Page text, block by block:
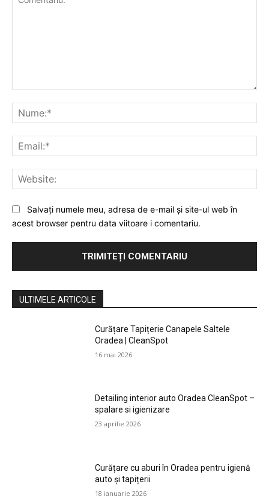
Salvați numele meu, adresa de e-mail și site-ul web în
acest browser pentru data viitoare i comentariu.
ULTIMELE ARTICOLE
Curățare Tapițerie Canapele Saltele
Oradea | CleanSpot
16 mai 2026
Detailing interior auto Oradea CleanSpot –
spalare si igienizare
23 aprilie 2026
Curățare cu aburi în Oradea pentru igienă
auto și tapițerii
18 ianuarie 2026